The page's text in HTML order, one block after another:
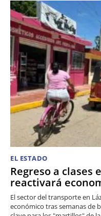
EL ESTADO
Regreso a clases
reactivará
El sector del transporte en
económico tras semanas de